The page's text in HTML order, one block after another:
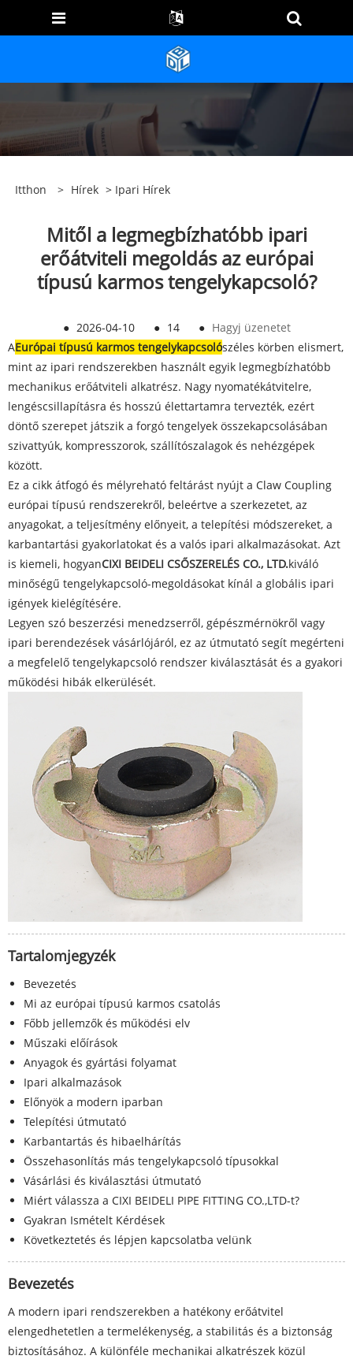
Itthon > Hírek > Ipari Hírek
Mitől a legmegbízhatóbb ipari
erőátviteli megoldás az európai
típusú karmos tengelykapcsoló?
● 2026-04-10 ● 14 ● Hagyj üzenetet
AEurópai típusú karmos tengelykapcsolószéles körben elismert,
mint az ipari rendszerekben használt egyik legmegbízhatóbb
mechanikus erőátviteli alkatrész. Nagy nyomatékátvitelre,
lengéscsillapításra és hosszú élettartamra tervezték, ezért
döntő szerepet játszik a forgó tengelyek összekapcsolásában
szivattyúk, kompresszorok, szállítószalagok és nehézgépek
között.
Ez a cikk átfogó és mélyreható feltárást nyújt a Claw Coupling
európai típusú rendszerekről, beleértve a szerkezetet, az
anyagokat, a teljesítmény előnyeit, a telepítési módszereket, a
karbantartási gyakorlatokat és a valós ipari alkalmazásokat. Azt
is kiemeli, hogyanCIXI BEIDELI CSŐSZERELÉS CO., LTD.kiváló
minőségű tengelykapcsoló-megoldásokat kínál a globális ipari
igények kielégítésére.
Legyen szó beszerzési menedzserről, gépészmérnökről vagy
ipari berendezések vásárlójáról, ez az útmutató segít megérteni
a megfelelő tengelykapcsoló rendszer kiválasztását és a gyakori
működési hibák elkerülését.
Tartalomjegyzék
Bevezetés
Mi az európai típusú karmos csatolás
Főbb jellemzők és működési elv
Műszaki előírások
Anyagok és gyártási folyamat
Ipari alkalmazások
Előnyök a modern iparban
Telepítési útmutató
Karbantartás és hibaelhárítás
Összehasonlítás más tengelykapcsoló típusokkal
Vásárlási és kiválasztási útmutató
Miért válassza a CIXI BEIDELI PIPE FITTING CO.,LTD-t?
Gyakran Ismételt Kérdések
Következtetés és lépjen kapcsolatba velünk
Bevezetés
A modern ipari rendszerekben a hatékony erőátvitel
elengedhetetlen a termelékenység, a stabilitás és a biztonság
biztosításához. A különféle mechanikai alkatrészek közül